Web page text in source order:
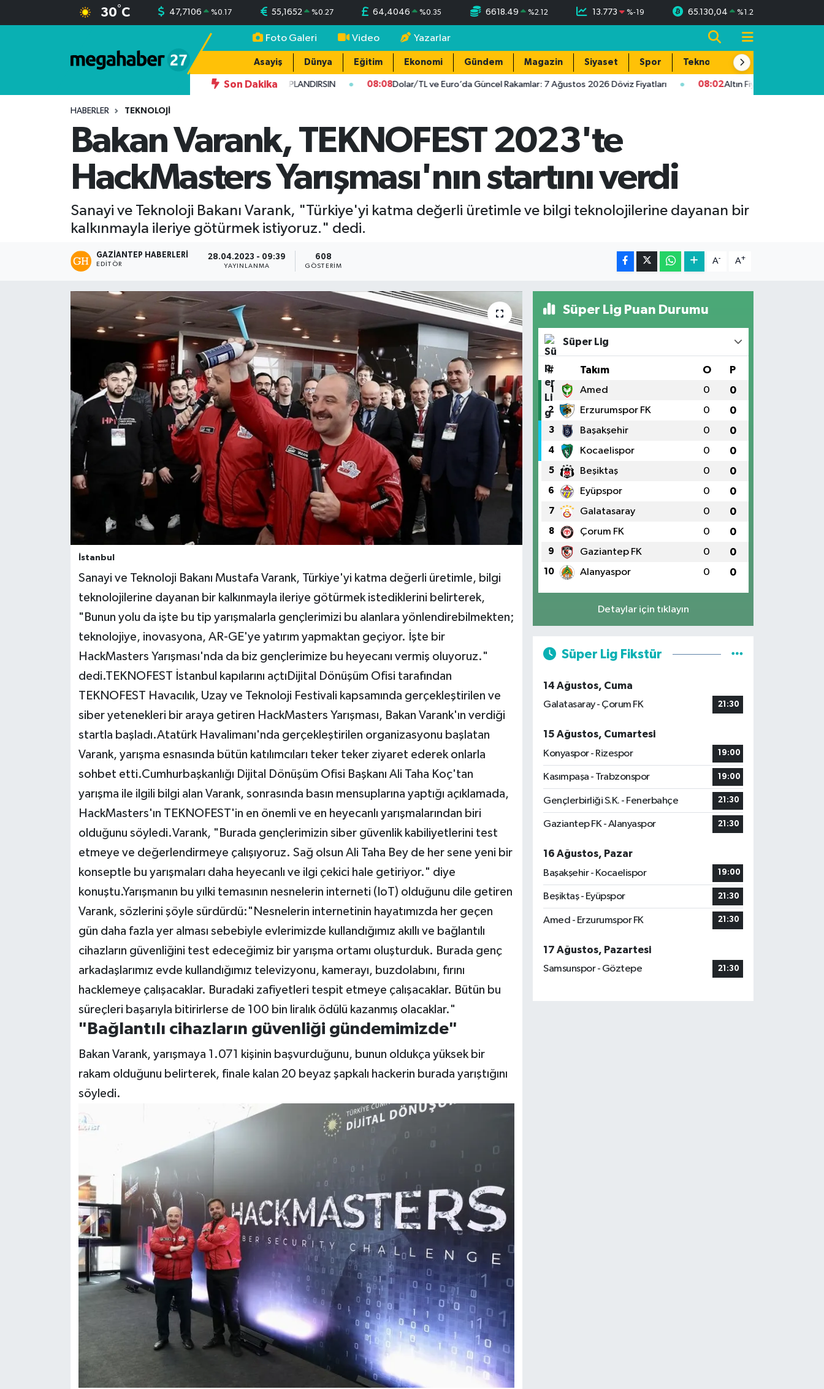
30°C 47,7106 %0.17 55,1652 %0.27 64,4046 %0.35 6618.49 %2.12 13.773 %-19 65.130,04 %1.2
Foto Galeri Video Yazarlar
Asayiş Dünya Eğitim Ekonomi Gündem Magazin Siyaset Spor Teknoloji
Son Dakika
AHMET YILMAZ KİMDİR; MELİH MERİÇ VE ALİ DOĞAN CEVAPLANDIRSIN 08:08Dolar/TL ve Euro’da Güncel Rakamlar: 7 Ağustos 2026 Döviz Fiyatları 08:02Altın Fiyatlarında Son Durum:
HABERLER TEKNOLOJI
Bakan Varank, TEKNOFEST 2023'te
HackMasters Yarışması'nın startını verdi
Sanayi ve Teknoloji Bakanı Varank, "Türkiye'yi katma değerli üretimle ve bilgi teknolojilerine dayanan bir
kalkınmayla ileriye götürmek istiyoruz." dedi.
GAZIANTEP HABERLERI
EDITÖR
28.04.2023 - 09:39
YAYINLANMA
608
GÖSTERIM
A- A+
İstanbul
Sanayi ve Teknoloji Bakanı Mustafa Varank, Türkiye'yi katma değerli üretimle, bilgi
teknolojilerine dayanan bir kalkınmayla ileriye götürmek istediklerini belirterek,
"Bunun yolu da işte bu tip yarışmalarla gençlerimizi bu alanlara yönlendirebilmekten;
teknolojiye, inovasyona, AR-GE'ye yatırım yapmaktan geçiyor. İşte bir
HackMasters Yarışması'nda da biz gençlerimize bu heyecanı vermiş oluyoruz."
dedi.TEKNOFEST İstanbul kapılarını açtıDijital Dönüşüm Ofisi tarafından
TEKNOFEST Havacılık, Uzay ve Teknoloji Festivali kapsamında gerçekleştirilen ve
siber yetenekleri bir araya getiren HackMasters Yarışması, Bakan Varank'ın verdiği
startla başladı.Atatürk Havalimanı'nda gerçekleştirilen organizasyonu başlatan
Varank, yarışma esnasında bütün katılımcıları teker teker ziyaret ederek onlarla
sohbet etti.Cumhurbaşkanlığı Dijital Dönüşüm Ofisi Başkanı Ali Taha Koç'tan
yarışma ile ilgili bilgi alan Varank, sonrasında basın mensuplarına yaptığı açıklamada,
HackMasters'ın TEKNOFEST'in en önemli ve en heyecanlı yarışmalarından biri
olduğunu söyledi.Varank, "Burada gençlerimizin siber güvenlik kabiliyetlerini test
etmeye ve değerlendirmeye çalışıyoruz. Sağ olsun Ali Taha Bey de her sene yeni bir
konseptle bu yarışmaları daha heyecanlı ve ilgi çekici hale getiriyor." diye
konuştu.Yarışmanın bu yılki temasının nesnelerin interneti (IoT) olduğunu dile getiren
Varank, sözlerini şöyle sürdürdü:"Nesnelerin internetinin hayatımızda her geçen
gün daha fazla yer alması sebebiyle evlerimizde kullandığımız akıllı ve bağlantılı
cihazların güvenliğini test edeceğimiz bir yarışma ortamı oluşturduk. Burada genç
arkadaşlarımız evde kullandığımız televizyonu, kamerayı, buzdolabını, fırını
hacklemeye çalışacaklar. Buradaki zafiyetleri tespit etmeye çalışacaklar. Bütün bu
süreçleri başarıyla bitirirlerse de 100 bin liralık ödülü kazanmış olacaklar."
"Bağlantılı cihazların güvenliği gündemimizde"
Bakan Varank, yarışmaya 1.071 kişinin başvurduğunu, bunun oldukça yüksek bir
rakam olduğunu belirterek, finale kalan 20 beyaz şapkalı hackerin burada yarıştığını
söyledi.
Süper Lig Puan Durumu
Süper Lig
# Takım O P
1 Amed 0 0
2 Erzurumspor FK 0 0
3 Başakşehir 0 0
4 Kocaelispor 0 0
5 Beşiktaş 0 0
6 Eyüpspor 0 0
7 Galatasaray 0 0
8 Çorum FK 0 0
9 Gaziantep FK 0 0
10 Alanyaspor 0 0
Detaylar için tıklayın
Süper Lig Fikstür
14 Ağustos, Cuma
Galatasaray - Çorum FK
21:30
15 Ağustos, Cumartesi
Konyaspor - Rizespor
19:00
Kasımpaşa - Trabzonspor 19:00
Gençlerbirliği S.K. - Fenerbahçe 21:30
Gaziantep FK - Alanyaspor 21:30
16 Ağustos, Pazar
Başakşehir - Kocaelispor
19:00
Beşiktaş - Eyüpspor 21:30
Amed - Erzurumspor FK 21:30
17 Ağustos, Pazartesi
Samsunspor - Göztepe
21:30
Süper Lig Puan Durumu ve Fikstür
Tüm Manşetler
Son Dakika Haberleri
Haber Arşivi